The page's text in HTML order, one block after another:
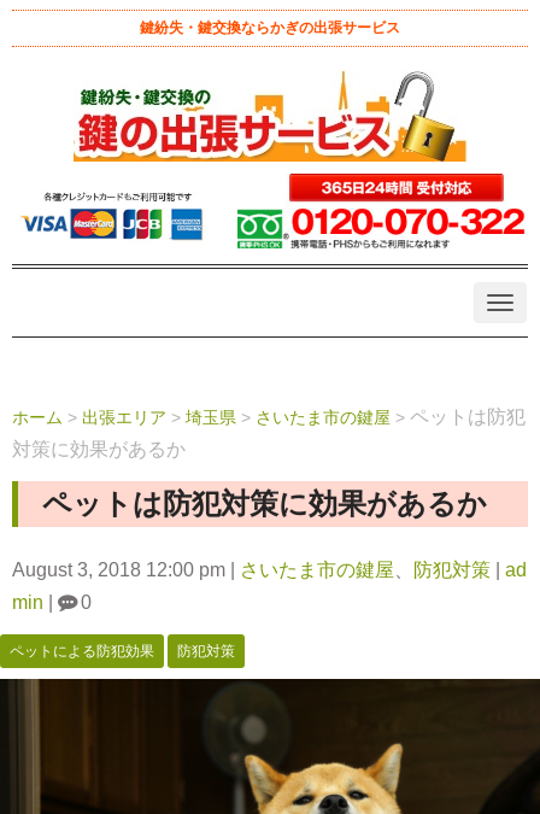
鍵紛失・鍵交換ならかぎの出張サービス
N
v
t
ホーム > 出張エリア > 埼玉県 > さいたま市の鍵屋 > ペットは防犯
対策に効果があるか
ペットは防犯対策に効果があるか
August 3, 2018 12:00 pm さいたま市の鍵屋 防犯対策
ad
min
0
ペットによる防犯効果 防犯対策